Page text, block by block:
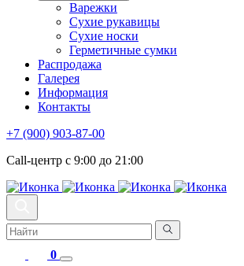
Варежки
Сухие рукавицы
Сухие носки
Герметичные сумки
Распродажа
Галерея
Информация
Контакты
+7 (900) 903-87-00
Call-центр с 9:00 до 21:00
0